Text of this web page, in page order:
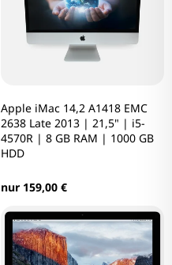
Apple iMac 14,2 A1418 EMC
2638 Late 2013 | 21,5" | i5-
4570R | 8 GB RAM | 1000 GB
HDD
nur 159,00 €